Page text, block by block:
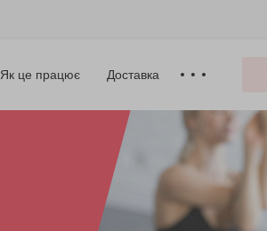
Як це працює Доставка